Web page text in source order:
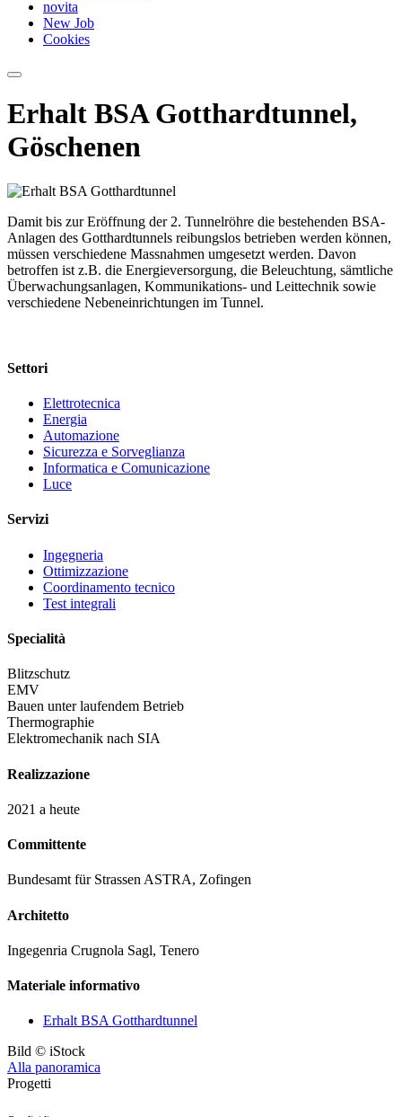
novita
New Job
Cookies
Erhalt BSA Gotthardtunnel,
Göschenen
Damit bis zur Eröffnung der 2. Tunnelröhre die bestehenden BSA-
Anlagen des Gotthardtunnels reibungslos betrieben werden können,
müssen verschiedene Massnahmen umgesetzt werden. Davon
betroffen ist z.B. die Energieversorgung, die Beleuchtung, sämtliche
Überwachungsanlagen, Kommunikations- und Leittech­nik sowie
verschiedene Nebeneinrichtungen im Tunnel.
Settori
Elettrotecnica
Energia
Automazione
Sicurezza e Sorveglianza
Informatica e Comunicazione
Luce
Servizi
Ingegneria
Ottimizzazione
Coordinamento tecnico
Test integrali
Specialità
Blitzschutz
EMV
Bauen unter laufendem Betrieb
Thermographie
Elektromechanik nach SIA
Realizzazione
2021 a heute
Committente
Bundesamt für Strassen ASTRA, Zofingen
Architetto
Ingegenria Crugnola Sagl, Tenero
Materiale informativo
Erhalt BSA Gotthardtunnel
Bild © iStock
Alla panoramica
Progetti